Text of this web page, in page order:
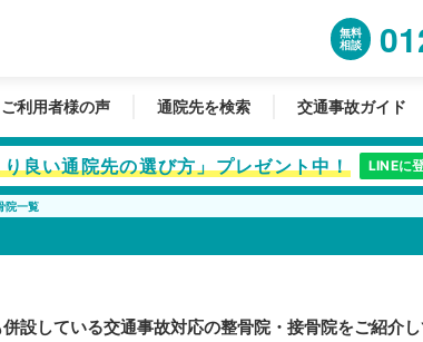
無料
相談
ご利用者様の声 通院先を検索 交通事故ガイド
良い通院先の選び方」プレゼント中！ LINEに
院一覧
設している交通事故対応の整骨院・接骨院をご紹介